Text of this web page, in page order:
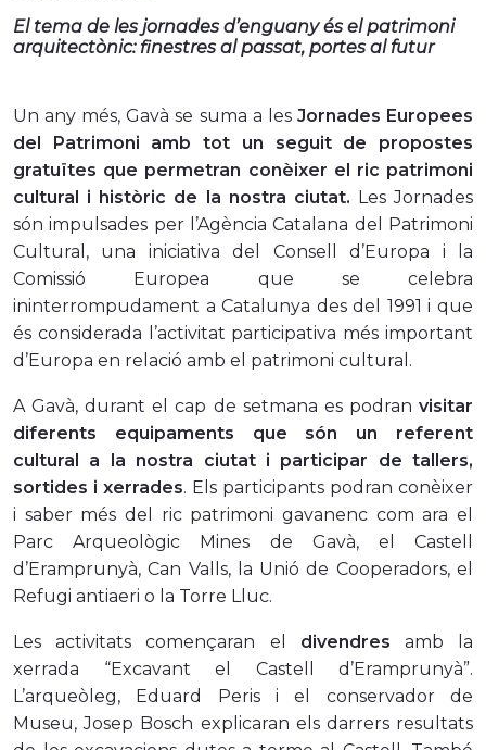
El tema de les jornades d’enguany és el patrimoni
arquitectònic: finestres al passat, portes al futur
Un any més, Gavà se suma a les Jornades Europees
del Patrimoni amb tot un seguit de propostes
gratuïtes que permetran conèixer el ric patrimoni
cultural i històric de la nostra ciutat. Les Jornades
són impulsades per l’Agència Catalana del Patrimoni
Cultural, una iniciativa del Consell d’Europa i la
Comissió Europea que se celebra
ininterrompudament a Catalunya des del 1991 i que
és considerada l’activitat participativa més important
d’Europa en relació amb el patrimoni cultural.
A Gavà, durant el cap de setmana es podran visitar
diferents equipaments que són un referent
cultural a la nostra ciutat i participar de tallers,
sortides i xerrades. Els participants podran conèixer
i saber més del ric patrimoni gavanenc com ara el
Parc Arqueològic Mines de Gavà, el Castell
d’Eramprunyà, Can Valls, la Unió de Cooperadors, el
Refugi antiaeri o la Torre Lluc.
Les activitats començaran el divendres amb la
xerrada “Excavant el Castell d’Eramprunyà”.
L’arqueòleg, Eduard Peris i el conservador de
Museu, Josep Bosch explicaran els darrers resultats